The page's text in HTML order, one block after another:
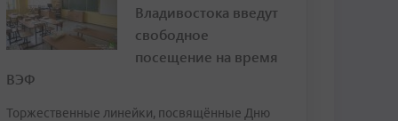
Владивостока введут
свободное
посещение на время
ВЭФ
Торжественные линейки, посвящённые Дню